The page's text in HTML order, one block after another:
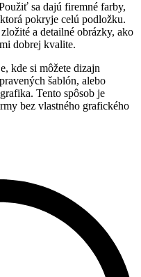
sa dajú firemné farby,
pokryje celú podložku.
a detailné obrázky, ako
dobrej kvalite.
kde si môžete dizajn
šablón, alebo
Tento spôsob je
bez vlastného grafického